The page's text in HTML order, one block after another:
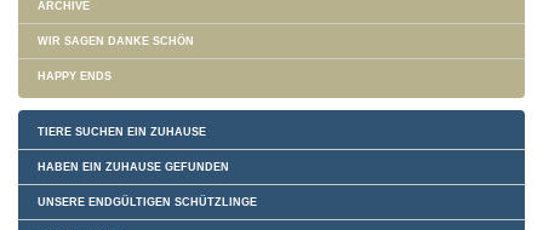
ARCHIVE
WIR SAGEN DANKE SCHÖN
HAPPY ENDS
TIERE SUCHEN EIN ZUHAUSE
HABEN EIN ZUHAUSE GEFUNDEN
UNSERE ENDGÜLTIGEN SCHÜTZLINGE